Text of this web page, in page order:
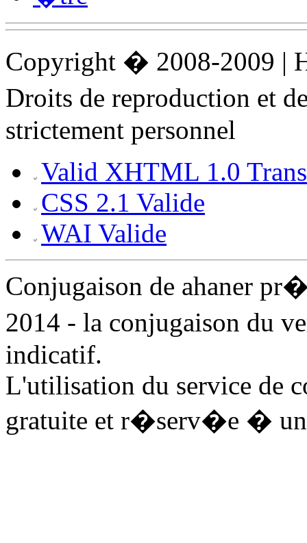
Copyright � 2008-2009 |
Droits de reproduction et
strictement personnel
Valid XHTML 1.0
CSS 2.1 Valide
WAI Valide
Conjugaison de ahaner
2014 - la conjugaison du
indicatif.
L'utilisation du service de
gratuite et r�serv�e � un